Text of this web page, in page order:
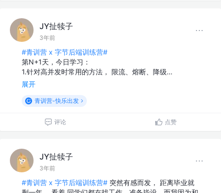
JY扯犊子
3年前
#青训营 x 字节后端训练营#
第N+1天，今日学习：
1.针对高并发时常用的方法， 限流、熔断、降级…
展开
青训营-快乐出发
评论 点赞
JY扯犊子
3年前
#青训营 x 字节后端训练营# 突然有感而发， 距离毕业就